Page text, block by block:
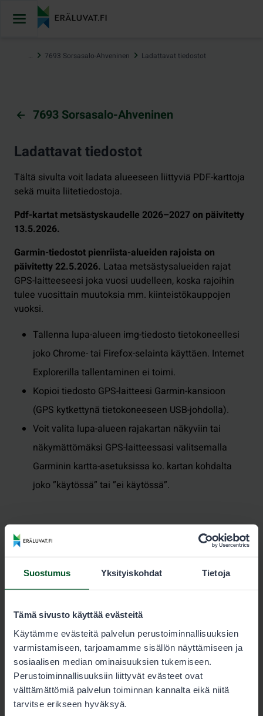
Suostumus Yksityiskohdat Tietoja
Tämä sivusto käyttää evästeitä
Käytämme evästeitä palvelun perustoiminnallisuuksien
varmistamiseen, tarjoamamme sisällön näyttämiseen ja
sosiaalisen median ominaisuuksien tukemiseen.
Perustoiminnallisuuksiin liittyvät evästeet ovat
välttämättömiä palvelun toiminnan kannalta eikä niitä
tarvitse erikseen hyväksyä.
sisältöön
… 7693 Sorsasalo-Ahveninen Ladattavat tiedostot
7693 Sorsasalo-Ahveninen
Ladattavat tiedostot
Tältä sivulta voit ladata alueeseen liittyviä PDF-karttoja
sekä muita liitetiedostoja.
Pdf-kartat metsästyskaudelle 2026–2027 on päivitetty
13.5.2026.
Garmin-tiedostot pienriista-alueiden rajoista on
päivitetty 22.5.2026. Lataa metsästysalueiden rajat
GPS-laitteeseesi joka vuosi uudelleen, koska rajoihin
tulee vuosittain muutoksia mm. kiinteistökauppojen
vuoksi.
Tallenna lupa-alueen img-tiedosto tietokoneellesi
joko Chrome- tai Firefox-selainta käyttäen. Internet
Explorerilla tallentaminen ei toimi.
Kopioi tiedosto GPS-laitteesi Garmin-kansioon
(GPS kytkettynä tietokoneeseen USB-johdolla).
Voit valita lupa-alueen rajakartan näkyviin tai
näkymättömäksi GPS-laitteessasi valitsemalla
Garminin kartta-asetuksissa ko. kartan kohdalta
joko ”käytössä” tai ”ei käytössä”.
Kartat
Sorsasalo-Ahveninen lupa-alueen
kartta
7693-sorsasalo_ahveninen_kartta.pdf
6.4 MB
Lataa